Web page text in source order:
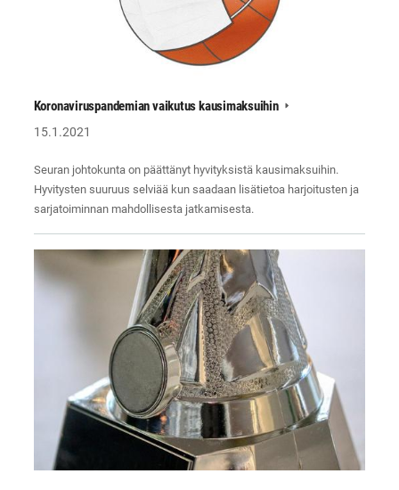
Koronaviruspandemian vaikutus kausimaksuihin
15.1.2021
Seuran johtokunta on päättänyt hyvityksistä kausimaksuihin.
Hyvitysten suuruus selviää kun saadaan lisätietoa harjoitusten ja
sarjatoiminnan mahdollisesta jatkamisesta.